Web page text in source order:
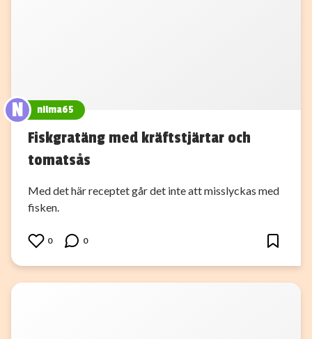
N nilma65
Fiskgratäng med kräftstjärtar och
tomatsås
Med det här receptet går det inte att misslyckas med
fisken.
0 0